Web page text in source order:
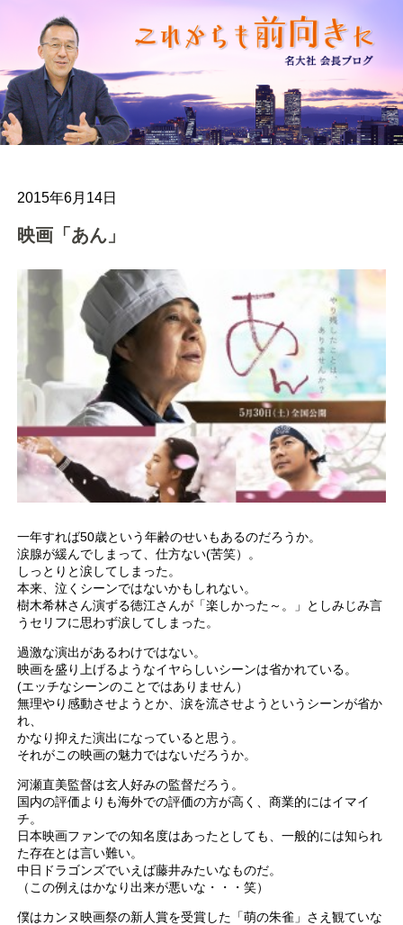
2015年6月14日
映画「あん」
一年すれば50歳という年齢のせいもあるのだろうか。
涙腺が緩んでしまって、仕方ない(苦笑）。
しっとりと涙してしまった。
本来、泣くシーンではないかもしれない。
樹木希林さん演ずる徳江さんが「楽しかった～。」としみじみ言
うセリフに思わず涙してしまった。
過激な演出があるわけではない。
映画を盛り上げるようなイヤらしいシーンは省かれている。
(エッチなシーンのことではありません）
無理やり感動させようとか、涙を流させようというシーンが省か
れ、
かなり抑えた演出になっていると思う。
それがこの映画の魅力ではないだろうか。
河瀬直美監督は玄人好みの監督だろう。
国内の評価よりも海外での評価の方が高く、商業的にはイマイ
チ。
日本映画ファンでの知名度はあったとしても、一般的には知られ
た存在とは言い難い。
中日ドラゴンズでいえば藤井みたいなものだ。
（この例えはかなり出来が悪いな・・・笑）
僕はカンヌ映画祭の新人賞を受賞した「萌の朱雀」さえ観ていな